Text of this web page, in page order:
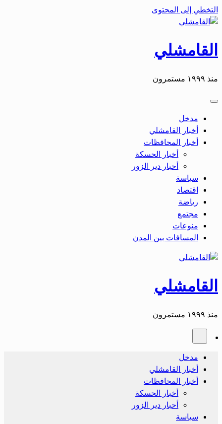
التخطي إلى المحتوى
القامشلي
منذ ١٩٩٩ مستمرون
مدخل
أخبار القامشلي
أخبار المحافظات
أخبار الحسكة
أحبار دير الزور
سياسة
اقتصاد
رياضة
مجتمع
منوعات
المسافات بين المدن
القامشلي
منذ ١٩٩٩ مستمرون
مدخل
أخبار القامشلي
أخبار المحافظات
أخبار الحسكة
أحبار دير الزور
سياسة